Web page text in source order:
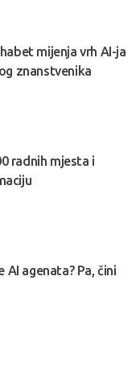
mijenja vrh AI-ja
znanstvenika
radnih mjesta i
AI agenata? Pa, čini